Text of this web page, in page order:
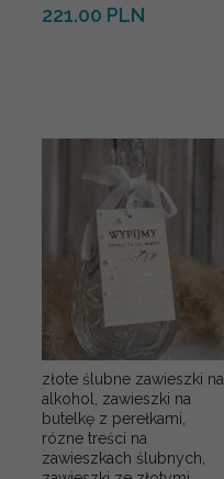
221.00 PLN
złote ślubne zawieszki na
alkohol, zawieszki na
butelkę z perełkami,
rózne treści na
zawieszkach ślubnych,